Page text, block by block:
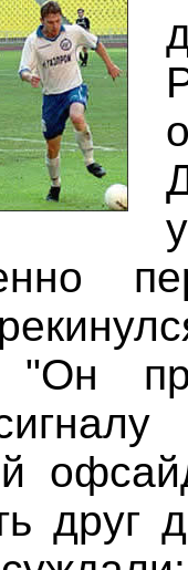
друг